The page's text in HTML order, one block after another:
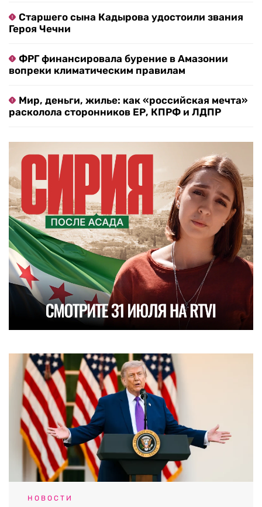
Старшего сына Кадырова удостоили звания
Героя Чечни
ФРГ финансировала бурение в Амазонии
вопреки климатическим правилам
Мир, деньги, жилье: как «российская мечта»
расколола сторонников ЕР, КПРФ и ЛДПР
НОВОСТИ